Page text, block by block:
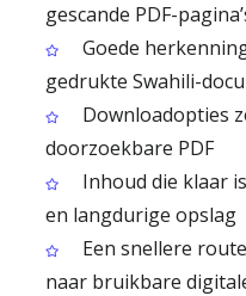
gescande PDF-
Goede
gedrukte Swahili-
Downloadopties
doorzoekbare PDF
Inhoud die klaar
en langdurige opslag
Een snellere
naar bruikbare